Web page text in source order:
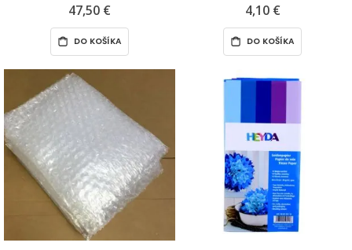
47,50 €
DO KOŠÍKA
4,10 €
DO KOŠÍKA